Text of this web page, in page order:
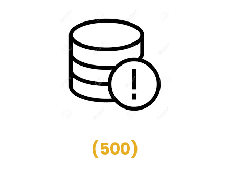
(500)